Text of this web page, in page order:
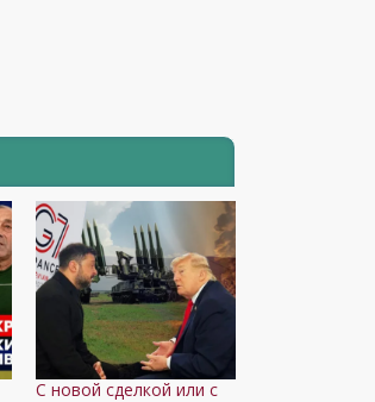
С новой сделкой или с